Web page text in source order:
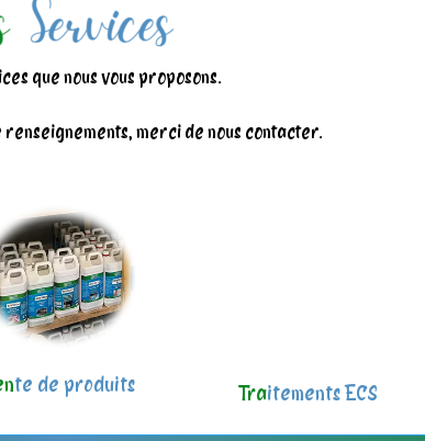
que nous vous proposons.
merci de nous contacter.
te de produits Traitements ECS